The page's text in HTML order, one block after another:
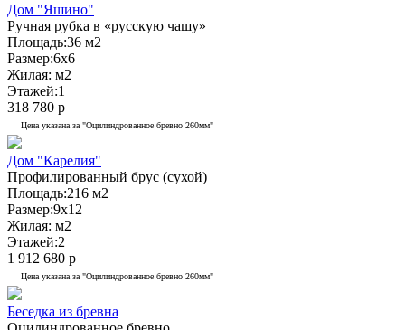
Дом "Яшино"
Ручная рубка в «русскую чашу»
Площадь:36 м2
Размер:6x6
Жилая: м2
Этажей:1
318 780 р
Цена указана за "Оцилиндрованное бревно 260мм"
Дом "Карелия"
Профилированный брус (сухой)
Площадь:216 м2
Размер:9x12
Жилая: м2
Этажей:2
1 912 680 р
Цена указана за "Оцилиндрованное бревно 260мм"
Беседка из бревна